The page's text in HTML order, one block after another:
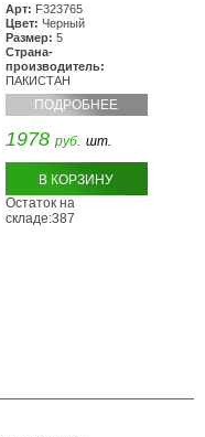
Арт: F323765
Цвет: Черный
Размер: 5
Страна-
производитель:
ПАКИСТАН
ПОДРОБНЕЕ
1978 руб. шт.
В КОРЗИНУ
Остаток на
складе:387